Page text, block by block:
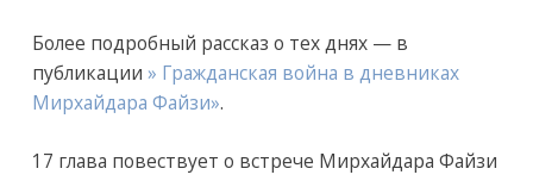
Более подробный рассказ о тех днях — в
публикации » Гражданская война в дневниках
Мирхайдара Файзи».
17 глава повествует о встрече Мирхайдара Файзи